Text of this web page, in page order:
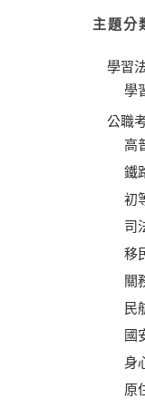
主題分
學習
學
公職
高
鐵
初
司
移
關
民
國
身
原